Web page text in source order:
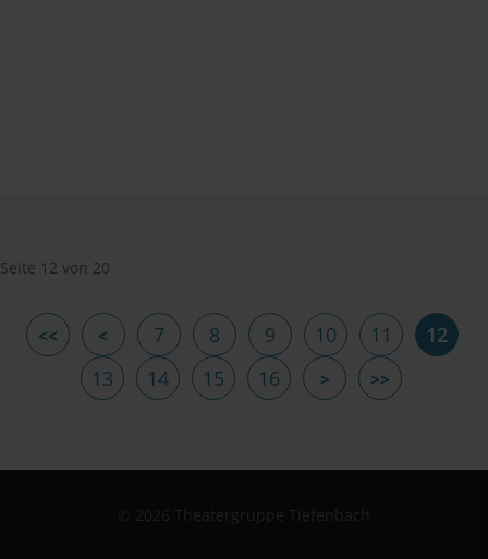
Seite 12 von 20
7 8 9 10 11
12
13
14 15 16